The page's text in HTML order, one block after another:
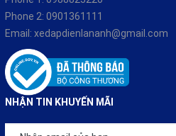
Phone 2: 0901361111
Email: xedapdienlananh@gmail.com
NHẬN TIN KHUYẾN MÃI